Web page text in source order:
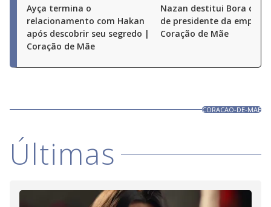
Ayça termina o
relacionamento com Hakan
após descobrir seu segredo |
Coração de Mãe
Nazan destitui Bora do
de presidente da
Coração de Mãe
CORACAO-DE-MAE
Últimas